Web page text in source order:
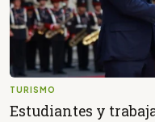
TURISMO
Estudiantes y